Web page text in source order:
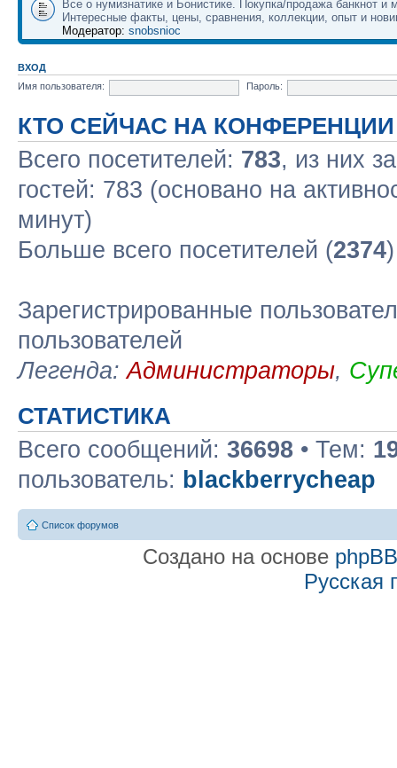
Все о нумизнатике и Бонистике. Покупка/продажа банкнот и
Интересные факты, цены, сравнения, коллекции, опыт и
Модератор: snobsnioc
ВХОД
Имя пользователя:
Пароль:
КТО СЕЙЧАС НА КОНФЕРЕНЦИИ
Всего посетителей: 783, из них
гостей: 783 (основано на
минут)
Больше всего посетителей (2374
Зарегистрированные
пользователей
Легенда:Администраторы,
СТАТИСТИКА
Всего сообщений: 36698 • Тем:
пользователь: blackberrycheap
Список форумов
Создано на основе phpBB
Русская